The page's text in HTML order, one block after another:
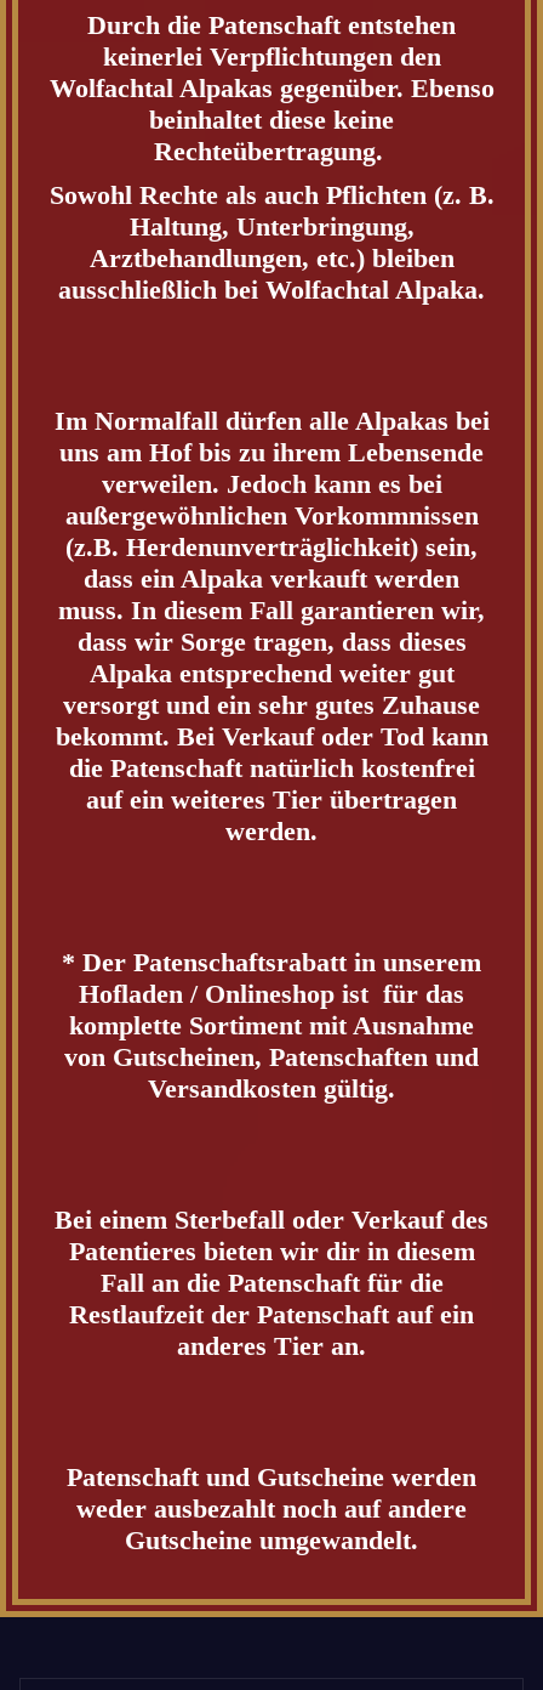
Durch die Patenschaft entstehen
keinerlei Verpflichtungen den
Wolfachtal Alpakas gegenüber. Ebenso
beinhaltet diese keine
Rechteübertragung.
Sowohl Rechte als auch Pflichten (z. B.
Haltung, Unterbringung,
Arztbehandlungen, etc.) bleiben
ausschließlich bei Wolfachtal Alpaka.
Im Normalfall dürfen alle Alpakas bei
uns am Hof bis zu ihrem Lebensende
verweilen. Jedoch kann es bei
außergewöhnlichen Vorkommnissen
(z.B. Herdenunverträglichkeit) sein,
dass ein Alpaka verkauft werden
muss. In diesem Fall garantieren wir,
dass wir Sorge tragen, dass dieses
Alpaka entsprechend weiter gut
versorgt und ein sehr gutes Zuhause
bekommt. Bei Verkauf oder Tod kann
die Patenschaft natürlich kostenfrei
auf ein weiteres Tier übertragen
werden.
* Der Patenschaftsrabatt in unserem
Hofladen / Onlineshop ist für das
komplette Sortiment mit Ausnahme
von Gutscheinen, Patenschaften und
Versandkosten gültig.
Bei einem Sterbefall oder Verkauf des
Patentieres bieten wir dir in diesem
Fall an die Patenschaft für die
Restlaufzeit der Patenschaft auf ein
anderes Tier an.
Patenschaft und Gutscheine werden
weder ausbezahlt noch auf andere
Gutscheine umgewandelt.